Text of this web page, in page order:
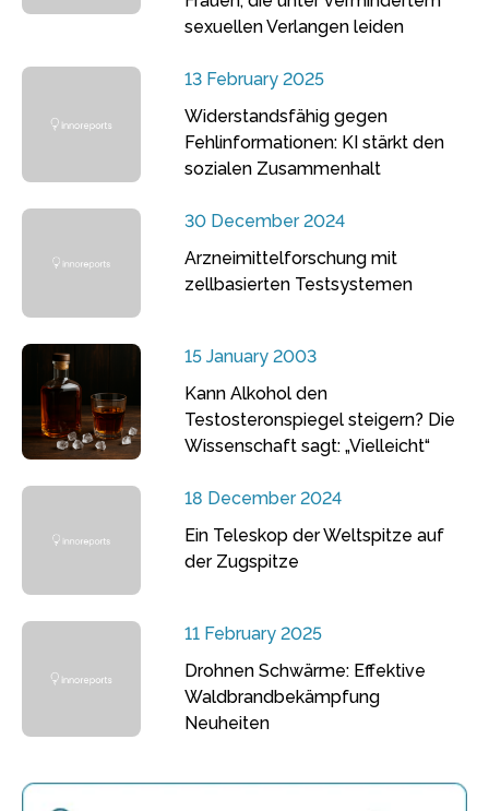
sexuellen Verlangen leiden
13 February 2025
Widerstandsfähig gegen
Fehlinformationen: KI stärkt den
sozialen Zusammenhalt
30 December 2024
Arzneimittelforschung mit
zellbasierten Testsystemen
15 January 2003
Kann Alkohol den
Testosteronspiegel steigern? Die
Wissenschaft sagt: „Vielleicht“
18 December 2024
Ein Teleskop der Weltspitze auf
der Zugspitze
11 February 2025
Drohnen Schwärme: Effektive
Waldbrandbekämpfung
Neuheiten